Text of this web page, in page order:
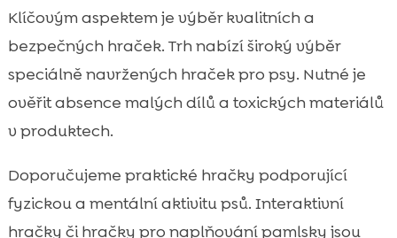
Klíčovým aspektem je výběr kvalitních a
bezpečných hraček. Trh nabízí široký výběr
speciálně navržených hraček pro psy. Nutné je
ověřit absence malých dílů a toxických materiálů
v produktech.
Doporučujeme praktické hračky podporující
fyzickou a mentální aktivitu psů. Interaktivní
hračky či hračky pro naplňování pamlsky jsou